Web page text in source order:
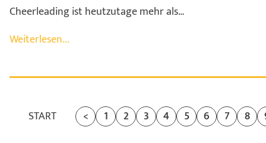
Cheerleading ist heutzutage mehr als…
Weiterlesen...
START < 1 2 3 4 5 6 7 8